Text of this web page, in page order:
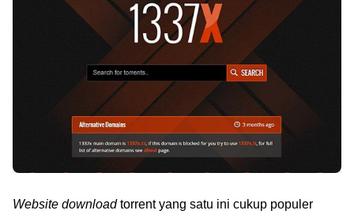
Website downloadtorrent yang satu ini cukup populer